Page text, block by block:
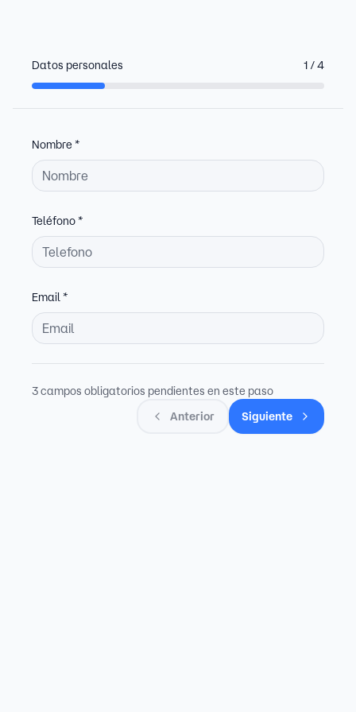
Datos personales 1 /4
Nombre *
Teléfono *
Email *
3 campos obligatorios pendientes en este paso
Anterior
Siguiente